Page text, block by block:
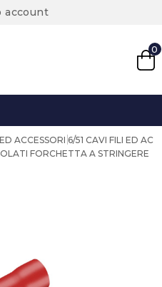
account
0
ACCESSORI 6/51 CAVI FILI ED AC
FORCHETTA A STRINGERE